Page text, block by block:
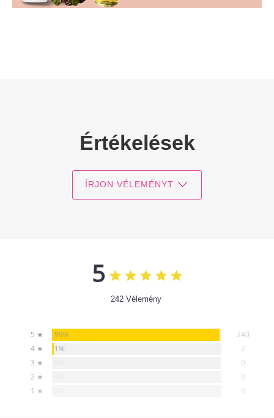
Értékelések
ÍRJON VÉLEMÉNYT
5
242 Vélemény
5 ★ 99%
240
4 ★
1%
2
3 ★
0
2 ★
0
1 ★
0